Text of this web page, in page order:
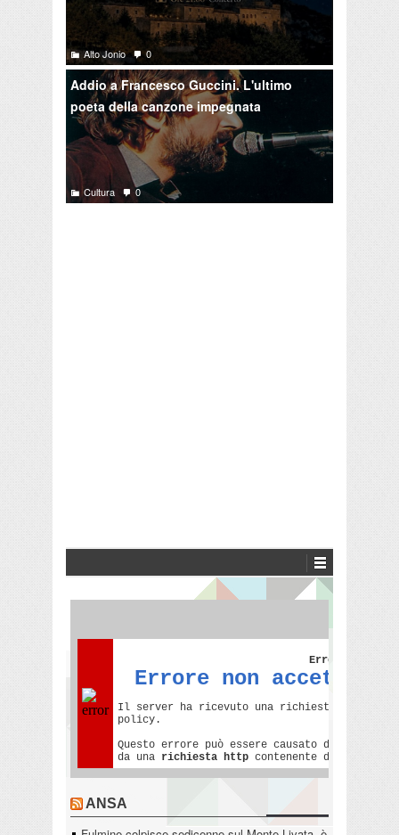
Alto Jonio 0
Addio a Francesco Guccini. L'ultimo
poeta della canzone impegnata
Cultura 0
ANSA